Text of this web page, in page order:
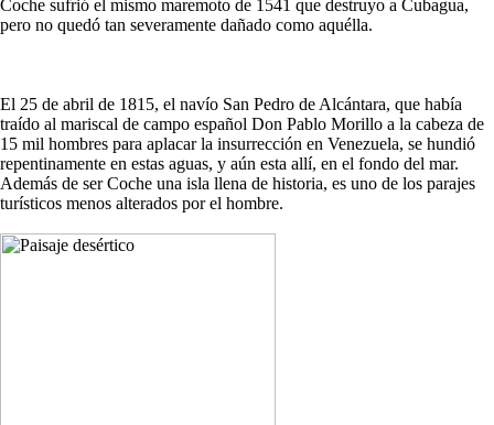
Coche sufrió el mismo maremoto de 1541 que destruyo a Cubagua,
pero no quedó tan severamente dañado como aquélla.
El 25 de abril de 1815, el navío San Pedro de Alcántara, que había
traído al mariscal de campo español Don Pablo Morillo a la cabeza de
15 mil hombres para aplacar la insurrección en Venezuela, se hundió
repentinamente en estas aguas, y aún esta allí, en el fondo del mar.
Además de ser Coche una isla llena de historia, es uno de los parajes
turísticos menos alterados por el hombre.